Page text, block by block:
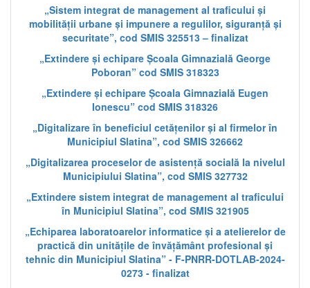
„Sistem integrat de management al traficului și
mobilității urbane și impunere a regulilor, siguranță și
securitate”, cod SMIS 325513 – finalizat
„Extindere și echipare Școala Gimnazială George
Poboran” cod SMIS 318323
„Extindere și echipare Școala Gimnazială Eugen
Ionescu” cod SMIS 318326
„Digitalizare în beneficiul cetățenilor și al firmelor în
Municipiul Slatina”, cod SMIS 326662
„Digitalizarea proceselor de asistență socială la nivelul
Municipiului Slatina”, cod SMIS 327732
„Extindere sistem integrat de management al traficului
în Municipiul Slatina”, cod SMIS 321905
„Echiparea laboratoarelor informatice și a atelierelor de
practică din unitățile de învățământ profesional și
tehnic din Municipiul Slatina” - F-PNRR-DOTLAB-2024-
0273 - finalizat